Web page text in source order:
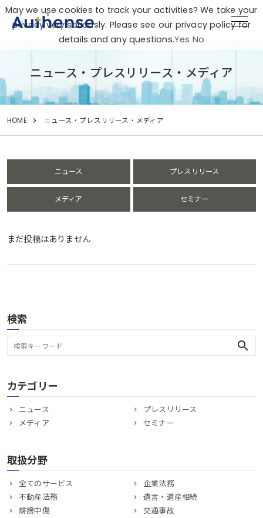
ニュース・プレスリリース・メディア
HOME ニュース・プレスリリース・メディア
ニュース プレスリリース
メディア セミナー
まだ投稿はありません
検索
search
カテゴリー
ニュース
プレスリリース
メディア
セミナー
取扱分野
全てのサービス
企業法務
不動産法務
遺言・遺産相続
誹謗中傷
交通事故
May we use cookies to track your activities? We take your
privacy very seriously. Please see our privacy policy for
details and any questions.Yes No